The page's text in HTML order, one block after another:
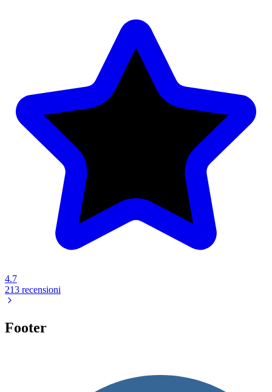
4.7
213 recensioni
Footer